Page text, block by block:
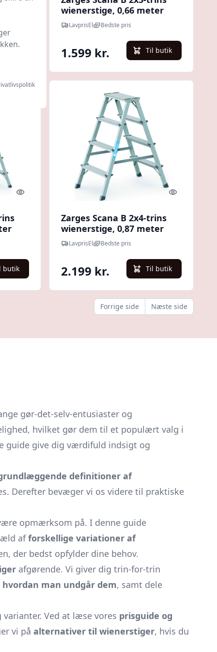
butik
wienerstige, 0,66 meter
LavprisEl Bedste pris
1.599 kr. Til butik
Quick look
butik
Quick look
Zarges Scana B 2x4-trins
wienerstige, 0,87 meter
LavprisEl Bedste pris
2.199 kr. Til butik
Forrige side Næste side
gør-det-selv-entusiaster og
hvilket gør dem til et populært valg i
guide give dig værdifuld indsigt og
definitioner af
Derefter bevæger vi os videre til praktiske
opmærksom på. I denne guide
afforskellige variationer af
der bedst opfylder dine behov.
afgørende. Vi giver dig trin-for-trin
man undgår dem, samt dele
Ved at læse vores prisguide og
vi på alternativer til wienerstiger, hvis du